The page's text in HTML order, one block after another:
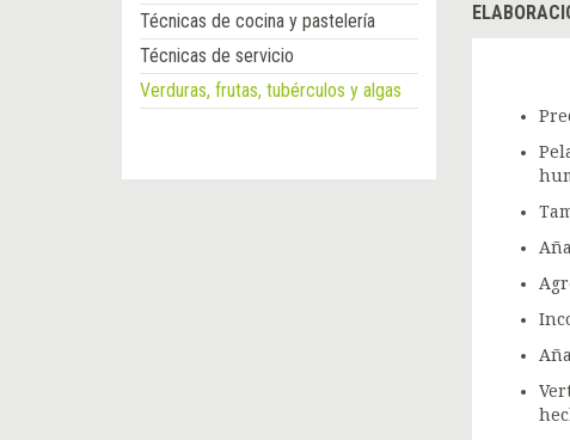
Técnicas de cocina y pastelería
Técnicas de servicio
Verduras, frutas, tubérculos y algas